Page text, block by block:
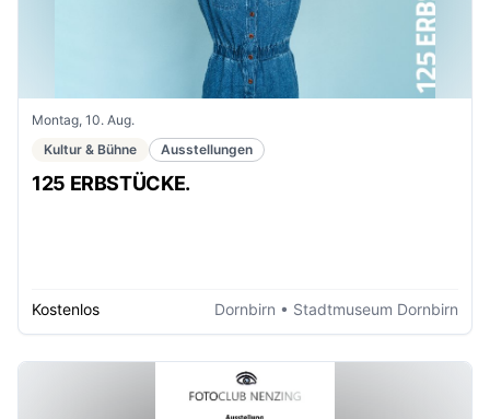
Montag, 10. Aug.
Kultur & Bühne
Ausstellungen
125 ERBSTÜCKE.
Kostenlos Dornbirn • Stadtmuseum Dornbirn